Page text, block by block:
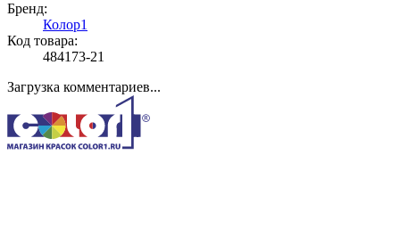
Бренд:
Колор1
Код товара:
484173-21
Загрузка комментариев...